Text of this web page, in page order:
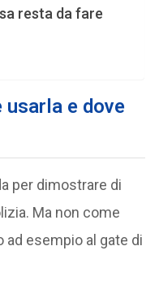
resta da fare
e dove
per dimostrare di
Ma non come
esempio al gate di